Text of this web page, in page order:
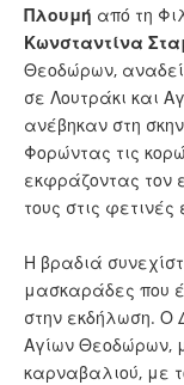
Πλουμή από τη
Κωνσταντίνα
Θεοδώρων,
σε Λουτράκι και
ανέβηκαν στη
Φορώντας τις
εκφράζοντας τον
τους στις
Η βραδιά
μασκαράδες που
στην εκδήλωση. Ο
Αγίων Θεοδώρων,
καρναβαλιού, με